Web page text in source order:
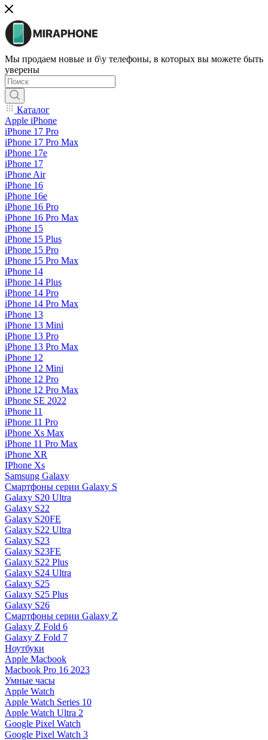
Мы продаем новые и б\у телефоны, в которых вы можете быть
уверены
Каталог
Apple iPhone
iPhone 17 Pro
iPhone 17 Pro Max
iPhone 17e
iPhone 17
iPhone Air
iPhone 16
iPhone 16e
iPhone 16 Pro
iPhone 16 Pro Max
iPhone 15
iPhone 15 Plus
iPhone 15 Pro
iPhone 15 Pro Max
iPhone 14
iPhone 14 Plus
iPhone 14 Pro
iPhone 14 Pro Max
iPhone 13
iPhone 13 Mini
iPhone 13 Pro
iPhone 13 Pro Max
iPhone 12
iPhone 12 Mini
iPhone 12 Pro
iPhone 12 Pro Max
iPhone SE 2022
iPhone 11
iPhone 11 Pro
iPhone Xs Max
iPhone 11 Pro Max
iPhone XR
IPhone Xs
Samsung Galaxy
Смартфоны серии Galaxy S
Galaxy S20 Ultra
Galaxy S22
Galaxy S20FE
Galaxy S22 Ultra
Galaxy S23
Galaxy S23FE
Galaxy S22 Plus
Galaxy S24 Ultra
Galaxy S25
Galaxy S25 Plus
Galaxy S26
Смартфоны серии Galaxy Z
Galaxy Z Fold 6
Galaxy Z Fold 7
Ноутбуки
Apple Macbook
Macbook Pro 16 2023
Умные часы
Apple Watch
Apple Watch Series 10
Apple Watch Ultra 2
Google Pixel Watch
Google Pixel Watch 3